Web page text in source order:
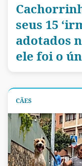
seus 15
adotados
ele foi o
CÃES